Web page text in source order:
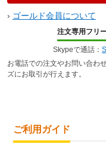
› ゴールド会員について
注文専用フリ
Skypeで通話：
お電話での注文やお問い合わ
ズにお取引が行えます。
ご利用ガイド